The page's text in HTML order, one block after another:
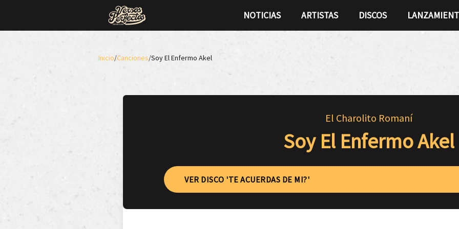
NOTICIAS ARTISTAS DISCOS
Inicio/Canciones/Soy El Enfermo Akel
El Charolito Romaní
Soy El Enfermo Akel
VER DISCO 'TE ACUERDAS DE MI?'